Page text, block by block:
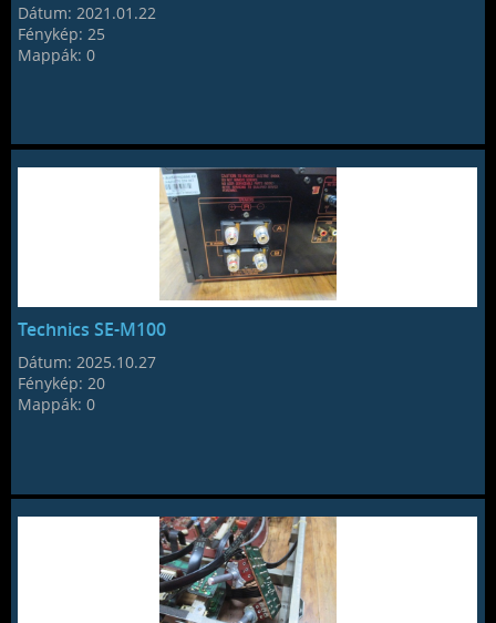
Dátum: 2021.01.22
Fénykép: 25
Mappák:0
Technics SE-M100
Dátum:2025.10.27
Fénykép:20
Mappák:0